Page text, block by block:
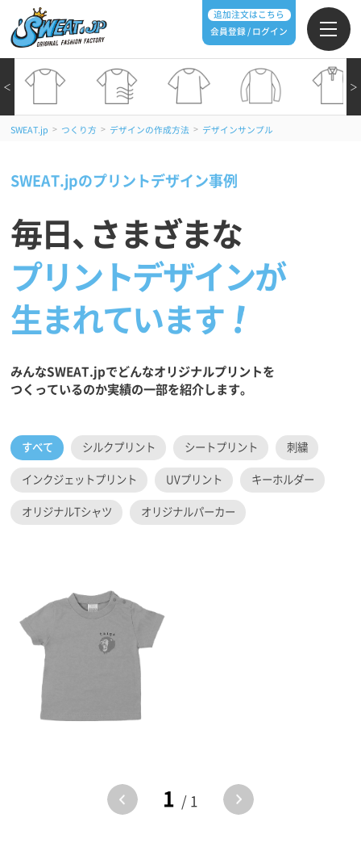
追加注文はこちら
会員登録 / ログイン
＞
＜
SWEAT.jp > つくり方 > デザインの作成方法 > デザインサンプル
SWEAT.jpのプリントデザイン事例
毎日 、 さまざまな
プリントデザインが
生まれています
みんなSWEAT.jpでどんなオリジナルプリントを
つくっているのか実績の一部を紹介します。
すべて シルクプリント シートプリント 刺繍
インクジェットプリント UVプリント キーホルダー
オリジナルTシャツ オリジナルパーカー
1 / 1